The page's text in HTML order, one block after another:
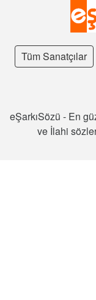
Tüm Sanatçılar
eŞarkıSözü - En
ve İlahi